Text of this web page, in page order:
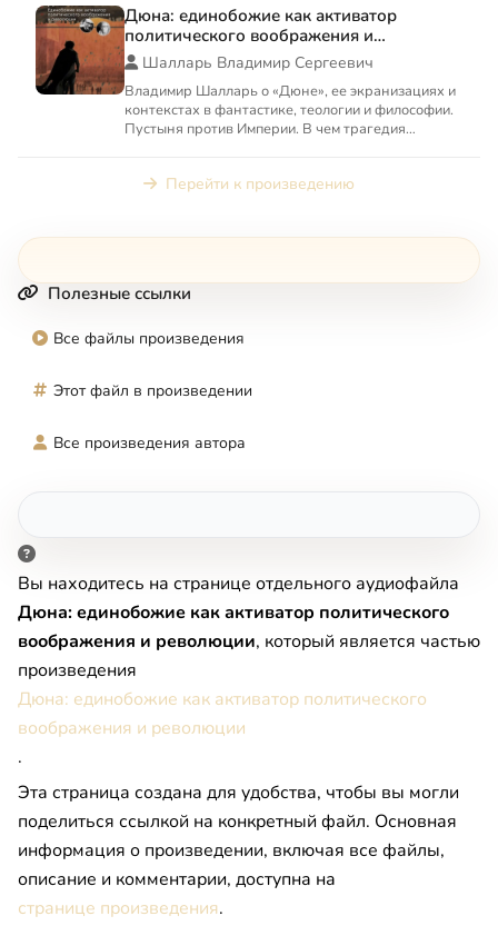
Дюна: единобожие как активатор
политического воображения и
революции
Шалларь Владимир Сергеевич
Владимир Шалларь о «Дюне», ее экранизациях и
контекстах в фантастике, теологии и философии.
Пустыня против Империи. В чем трагедия
Перейти к произведению
Полезные ссылки
Все файлы произведения
Этот файл в произведении
Все произведения автора
Вы находитесь на странице отдельного аудиофайла
Дюна: единобожие как активатор политического
воображения и революции, который является частью
произведения
Дюна: единобожие как активатор политического
воображения и революции
.
Эта страница создана для удобства, чтобы вы могли
поделиться ссылкой на конкретный файл. Основная
информация о произведении, включая все файлы,
описание и комментарии, доступна на
странице произведения.